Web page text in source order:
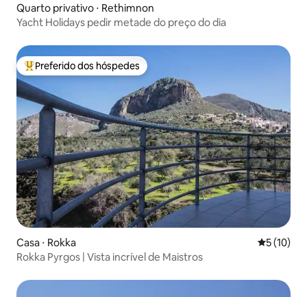
Quarto privativo ⋅ Rethimnon
Yacht Holidays pedir metade do preço do dia
Entre os melhores preferidos dos hóspedes
Preferido dos hóspedes
Casa ⋅ Rokka 5 de uma
5 (10)
Rokka Pyrgos | Vista incrível de Maistros